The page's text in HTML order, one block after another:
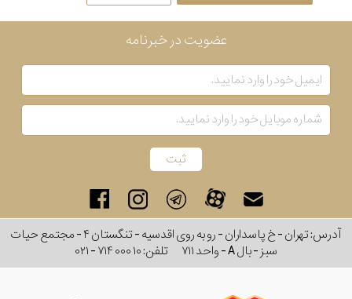
عضویت در خبرنامه
آدرس: تهران - خ پاسداران - رو به روی اقدسیه - تنگستان ۴ - مجتمع حیات
سبز - بال A - واحد ۷۱۱
تلفن:۰۲۱ - ۷۱۴ ۰۰۰ ۱۰